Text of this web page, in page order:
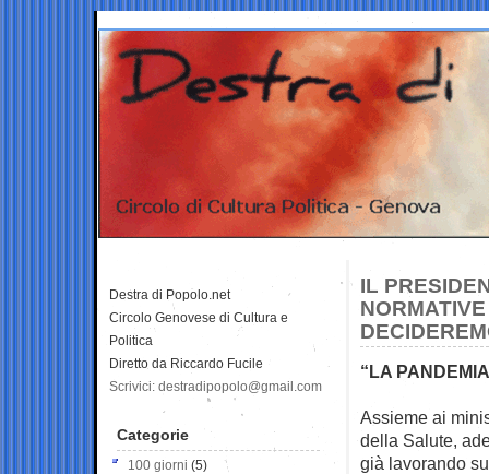
IL
“LA
Assieme ai
della Salute,
già lavorando
Destra di Popolo.net
Circolo Genovese di Cultura e
Politica
Diretto da Riccardo Fucile
Scrivici: destradipopolo@gmail.com
Categorie
100 giorni (5)